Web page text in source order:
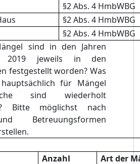
§2 Abs. 4 HmbWBG
§2 Abs. 4 HmbWBG
§2 Abs. 4 HmbWBG
sind in den Jahren
2019 jeweils in den
festgestellt worden? Was
für Mängel
sind wiederholt
Bitte möglichst nach
Betreuungsformen
Anzahl
Art der